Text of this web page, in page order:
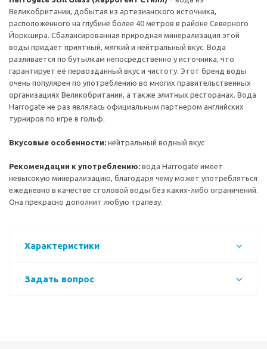
Великобритании, добытая из артезианского источника,
расположенного на глубине более 40 метров в районе Северного
Йоркшира. Сбалансированная природная минерализация этой
воды придает приятный, мягкий и нейтральный вкус. Вода
разливается по бутылкам непосредственно у источника, что
гарантирует её первозданный вкус и чистоту. Этот бренд воды
очень популярен по употреблению во многих правительственных
организациях Великобритании, а также элитных ресторанах. Вода
Harrogate не раз являлась официальным партнером английских
турниров по игре в гольф.
Вкусовые особенности: нейтральный водный вкус
Рекомендации к употреблению: вода Harrogate имеет
невысокую минерализацию, благодаря чему может употребляться
ежедневно в качестве столовой воды без каких-либо ограничений.
Она прекрасно дополнит любую трапезу.
Характеристики
Задать вопрос